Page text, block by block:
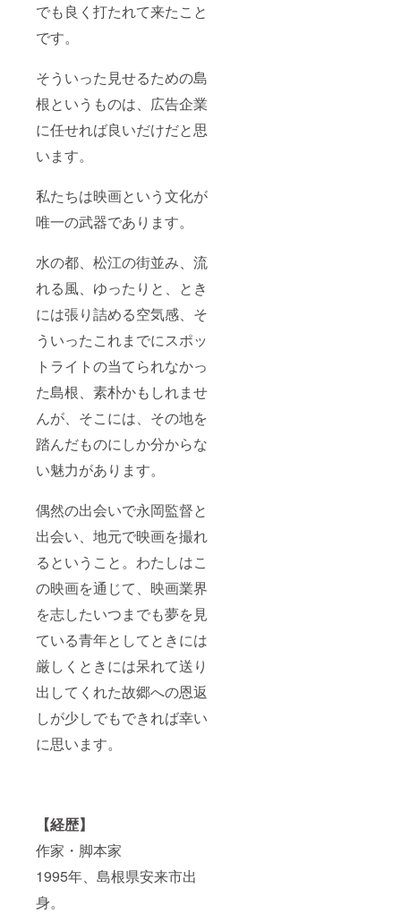
でも良く打たれて来たこと
です。
そういった見せるための島
根というものは、広告企業
に任せれば良いだけだと思
います。
私たちは映画という文化が
唯一の武器であります。
水の都、松江の街並み、流
れる風、ゆったりと、とき
には張り詰める空気感、そ
ういったこれまでにスポッ
トライトの当てられなかっ
た島根、素朴かもしれませ
んが、そこには、その地を
踏んだものにしか分からな
い魅力があります。
偶然の出会いで永岡監督と
出会い、地元で映画を撮れ
るということ。わたしはこ
の映画を通じて、映画業界
を志したいつまでも夢を見
ている青年としてときには
厳しくときには呆れて送り
出してくれた故郷への恩返
しが少しでもできれば幸い
に思います。
【経歴】
作家・脚本家
1995年、島根県安来市出
身。